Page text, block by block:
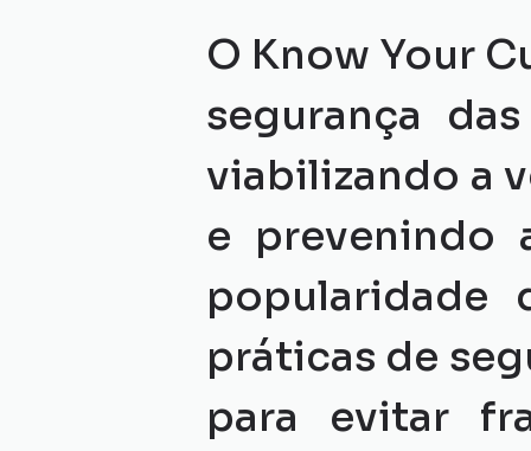
O Know Your
segurança
viabilizando a
e prevenindo
popularidade
práticas de
para evitar